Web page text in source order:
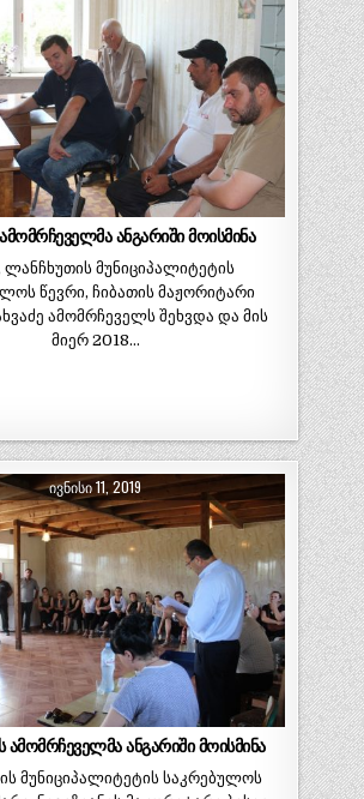
ანგარიში მოისმინა
მუნიციპალიტეტის
წევრი, ჩიბათის მაჟორიტარი
ამომრჩეველს შეხვდა და მის
მიერ 2018…
ᲘᲕᲜᲘᲡᲘ 11, 2019
ამომრჩეველმა ანგარიში მოისმინა
მუნიციპალიტეტის საკრებულოს